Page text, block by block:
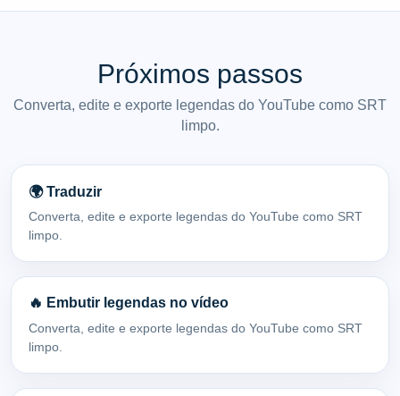
Próximos passos
Converta, edite e exporte legendas do YouTube como SRT
limpo.
🌍 Traduzir
Converta, edite e exporte legendas do YouTube como SRT
limpo.
🔥 Embutir legendas no vídeo
Converta, edite e exporte legendas do YouTube como SRT
limpo.